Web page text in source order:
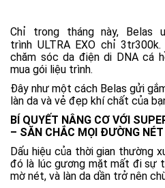
Chỉ trong tháng này,
trình ULTRA EXO chỉ
chăm sóc da điện di DNA cá
mua gói liệu trình.
Đây như một cách Belas gửi
làn da và vẻ đẹp khí chất của
BÍ QUYẾT NÂNG CƠ VỚI
– SĂN CHẮC MỌI ĐƯỜNG NÉT
Dấu hiệu của thời gian thường
đó là lúc gương mặt mất đi sự
mờ nét, và làn da dần trở nên